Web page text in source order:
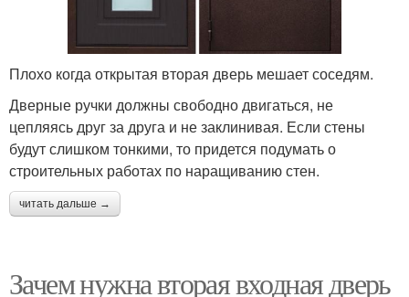
Плохо когда открытая вторая дверь мешает соседям.
Дверные ручки должны свободно двигаться, не
цепляясь друг за друга и не заклинивая. Если стены
будут слишком тонкими, то придется подумать о
строительных работах по наращиванию стен.
читать дальше →
Зачем нужна вторая входная дверь